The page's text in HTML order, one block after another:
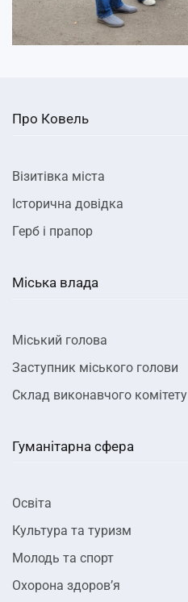
Про Ковель
Візитівка міста
Історична довідка
Герб і прапор
Міська влада
Міський голова
Заступник міського голови
Склад виконавчого комітету
Гуманітарна сфера
Освіта
Культура та туризм
Молодь та спорт
Охорона здоров’я